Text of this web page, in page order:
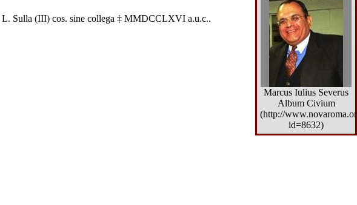
Marcus Iulius Severus
Album Civium
L. Sulla (III) cos. sine collega ‡ MMDCCLXVI a.u.c..